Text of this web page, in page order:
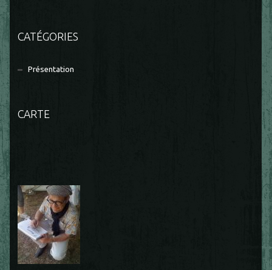
CATÉGORIES
Présentation
CARTE